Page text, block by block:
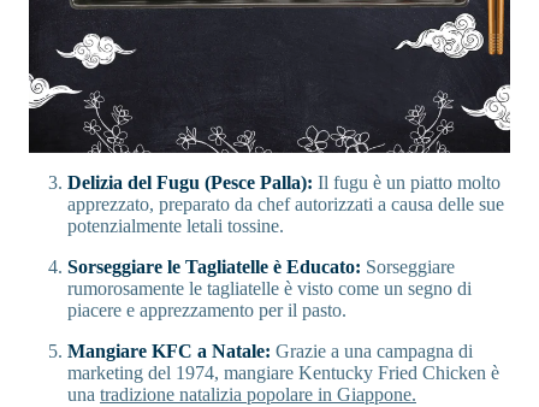
Delizia del Fugu (Pesce Palla): Il fugu è un piatto molto
apprezzato, preparato da chef autorizzati a causa delle sue
potenzialmente letali tossine.
Sorseggiare le Tagliatelle è Educato: Sorseggiare
rumorosamente le tagliatelle è visto come un segno di
piacere e apprezzamento per il pasto.
Mangiare KFC a Natale: Grazie a una campagna di
marketing del 1974, mangiare Kentucky Fried Chicken è
una tradizione natalizia popolare in Giappone.